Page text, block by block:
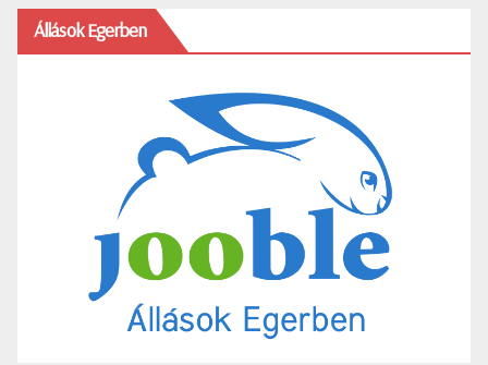
Állások Egerben